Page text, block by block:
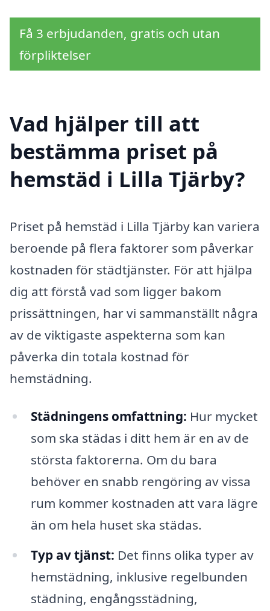
Få 3 erbjudanden, gratis och utan
förpliktelser
Vad hjälper till att
bestämma priset på
hemstäd i Lilla Tjärby?
Priset på hemstäd i Lilla Tjärby kan variera
beroende på flera faktorer som påverkar
kostnaden för städtjänster. För att hjälpa
dig att förstå vad som ligger bakom
prissättningen, har vi sammanställt några
av de viktigaste aspekterna som kan
påverka din totala kostnad för
hemstädning.
Städningens omfattning: Hur mycket
som ska städas i ditt hem är en av de
största faktorerna. Om du bara
behöver en snabb rengöring av vissa
rum kommer kostnaden att vara lägre
än om hela huset ska städas.
Typ av tjänst: Det finns olika typer av
hemstädning, inklusive regelbunden
städning, engångsstädning,